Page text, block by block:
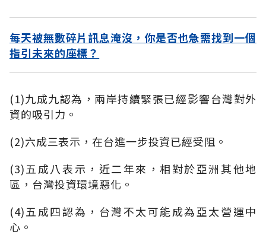
每天被無數碎片訊息淹沒，你是否也急需找到一個
指引未來的座標？
(1)九成九認為，兩岸持續緊張已經影響台灣對外
資的吸引力。
(2)六成三表示，在台進一步投資已經受阻。
(3)五成八表示，近二年來，相對於亞洲其他地
區，台灣投資環境惡化。
(4)五成四認為，台灣不太可能成為亞太營運中
心。